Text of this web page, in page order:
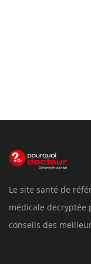
Le site santé de
médicale decryptée
conseils des